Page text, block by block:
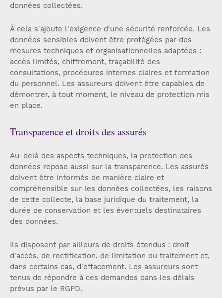
données collectées.
À cela s'ajoute l'exigence d'une sécurité renforcée. Les
données sensibles doivent être protégées par des
mesures techniques et organisationnelles adaptées :
accès limités, chiffrement, traçabilité des
consultations, procédures internes claires et formation
du personnel. Les assureurs doivent être capables de
démontrer, à tout moment, le niveau de protection mis
en place.
Transparence et droits des assurés
Au-delà des aspects techniques, la protection des
données repose aussi sur la transparence. Les assurés
doivent être informés de manière claire et
compréhensible sur les données collectées, les raisons
de cette collecte, la base juridique du traitement, la
durée de conservation et les éventuels destinataires
des données.
Ils disposent par ailleurs de droits étendus : droit
d'accès, de rectification, de limitation du traitement et,
dans certains cas, d'effacement. Les assureurs sont
tenus de répondre à ces demandes dans les délais
prévus par le RGPD.